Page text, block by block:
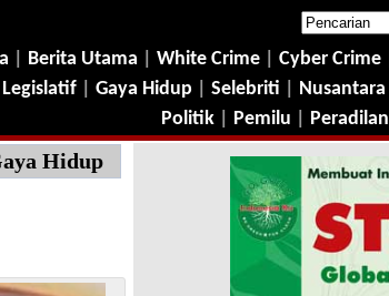
Berita Utama White Crime Cyber Crime
Legislatif Gaya Hidup Selebriti Nusantara
Politik
Pemilu Peradilan
Hidup